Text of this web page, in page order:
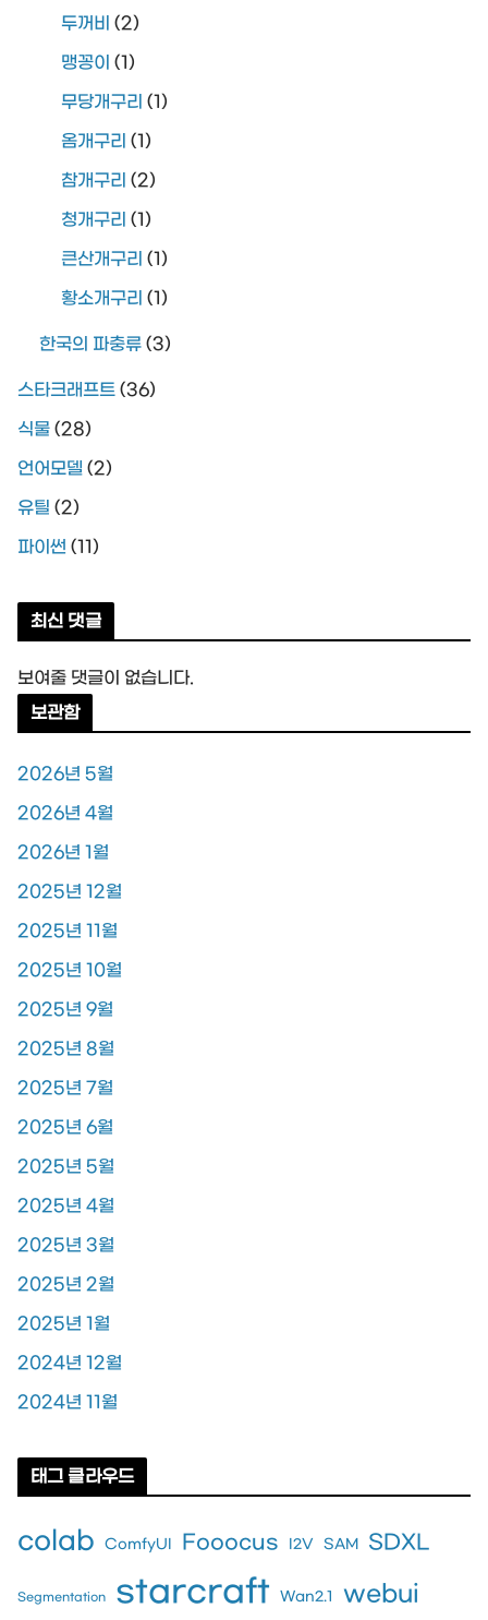
두꺼비 (2)
맹꽁이 (1)
무당개구리 (1)
옴개구리 (1)
참개구리 (2)
청개구리 (1)
큰산개구리 (1)
황소개구리 (1)
한국의 파충류 (3)
스타크래프트 (36)
식물 (28)
언어모델 (2)
유틸 (2)
파이썬 (11)
최신 댓글
보여줄 댓글이 없습니다.
보관함
2026년 5월
2026년 4월
2026년 1월
2025년 12월
2025년 11월
2025년 10월
2025년 9월
2025년 8월
2025년 7월
2025년 6월
2025년 5월
2025년 4월
2025년 3월
2025년 2월
2025년 1월
2024년 12월
2024년 11월
태그 클라우드
colab ComfyUI Fooocus I2V SAM SDXL
Segmentation starcraft Wan2.1
webui